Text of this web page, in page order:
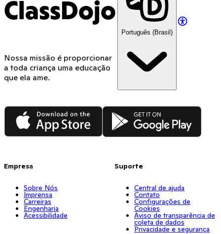
ClassDojo
Nossa missão é proporcionar
a toda criança uma educação
que ela ame.
Português (Brasil)
App Store Google Play
Empresa
Sobre Nós
Imprensa
Carreiras
Engenharia
Acessibilidade
Suporte
Central de ajuda
Contato
Configurações de
Cookies
Aviso de transparência de
coleta de dados
Privacidade e segurança